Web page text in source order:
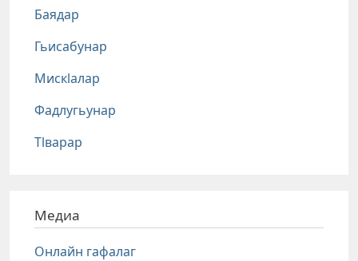
Баядар
Гьисабунар
Мискlалар
Фадлугьунар
Тlварар
Медиа
Онлайн гафалаг